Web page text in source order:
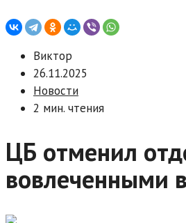
Виктор
26.11.2025
Новости
2 мин. чтения
ЦБ отменил
вовлеченными